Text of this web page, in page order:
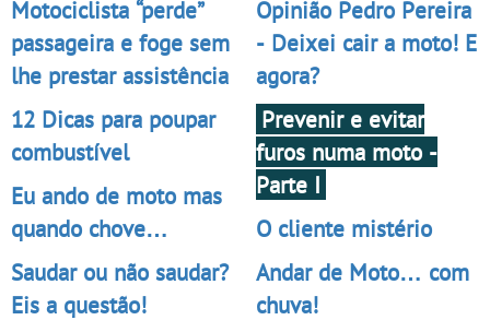
Motociclista “perde”
passageira e foge sem
lhe prestar assistência
12 Dicas para poupar
combustível
Eu ando de moto mas
quando chove…
Saudar ou não saudar?
Eis a questão!
Opinião Pedro Pereira
- Deixei cair a moto! E
agora?
Prevenir e evitar
furos numa moto -
Parte I
O cliente mistério
Andar de Moto… com
chuva!